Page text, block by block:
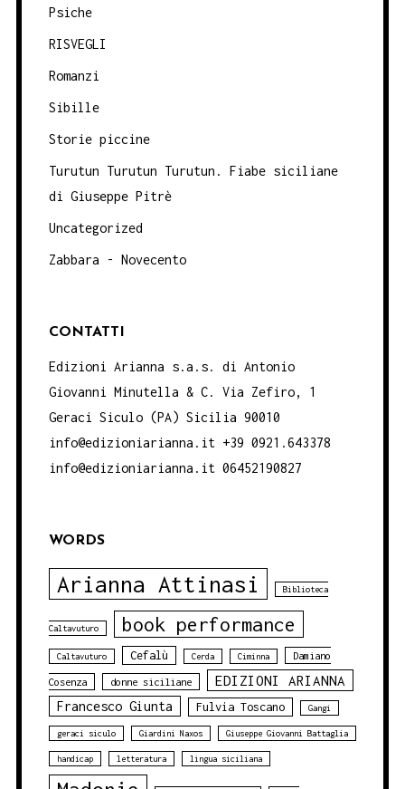
Psiche
RISVEGLI
Romanzi
Sibille
Storie piccine
Turutun Turutun Turutun. Fiabe siciliane
di Giuseppe Pitrè
Uncategorized
Zabbara - Novecento
CONTATTI
Edizioni Arianna s.a.s. di Antonio
Giovanni Minutella & C. Via Zefiro, 1
Geraci Siculo (PA) Sicilia 90010
info@edizioniarianna.it +39 0921.643378
info@edizioniarianna.it 06452190827
WORDS
Arianna Attinasi Biblioteca
Caltavuturo book performance
Caltavuturo Cefalù Cerda Ciminna Damiano
Cosenza donne siciliane EDIZIONI ARIANNA
Francesco Giunta Fulvia Toscano Gangi
geraci siculo Giardini Naxos Giuseppe Giovanni Battaglia
handicap letteratura lingua siciliana